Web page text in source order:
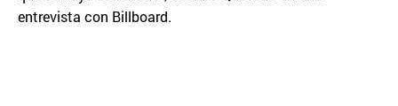
entrevista con Billboard.